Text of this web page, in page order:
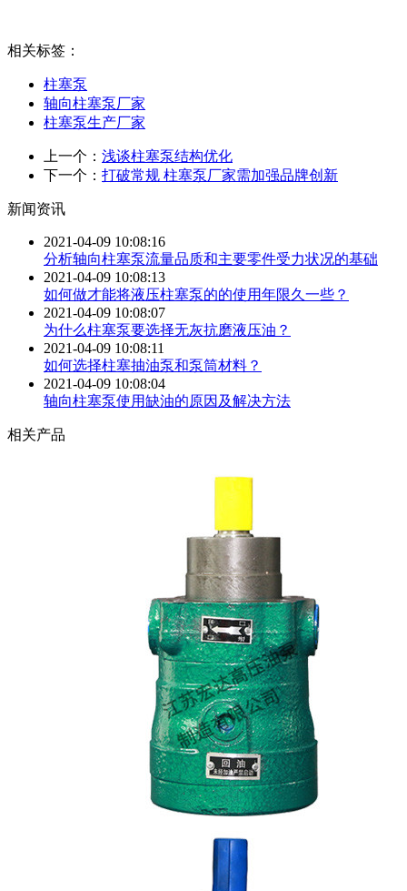
相关标签：
柱塞泵
轴向柱塞泵厂家
柱塞泵生产厂家
上一个： 浅谈柱塞泵结构优化
下一个： 打破常规 柱塞泵厂家需加强品牌创新
新闻资讯
2021-04-09 10:08:16
分析轴向柱塞泵流量品质和主要零件受力状况的基础
2021-04-09 10:08:13
如何做才能将液压柱塞泵的的使用年限久一些？
2021-04-09 10:08:07
为什么柱塞泵要选择无灰抗磨液压油？
2021-04-09 10:08:11
如何选择柱塞抽油泵和泵筒材料？
2021-04-09 10:08:04
轴向柱塞泵使用缺油的原因及解决方法
相关产品